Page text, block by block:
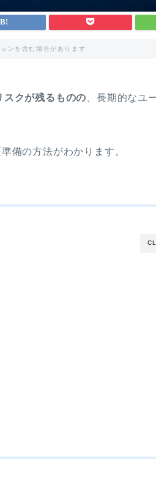
ンを含む場合があります
クが残るものの 、長期的なユ
備の方法がわかります。